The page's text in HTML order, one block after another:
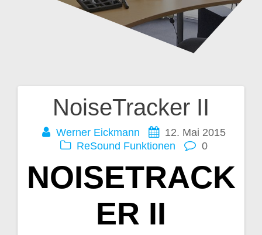
NoiseTracker II
Werner Eickmann
12. Mai 2015
ReSound Funktionen
0
NOISETRACK
ER II
Beitragsnavigation